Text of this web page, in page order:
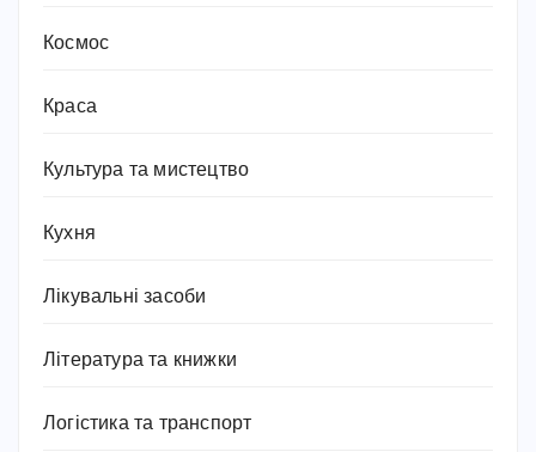
Космос
Краса
Культура та мистецтво
Кухня
Лікувальні засоби
Література та книжки
Логістика та транспорт